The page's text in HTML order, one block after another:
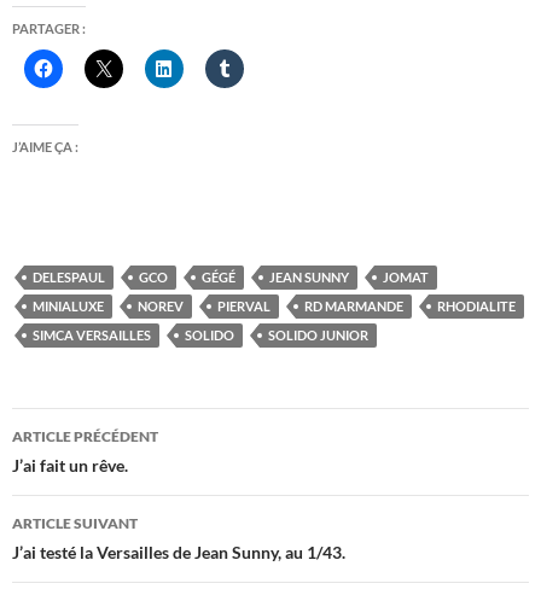
PARTAGER :
J’AIME ÇA :
DELESPAUL GCO GÉGÉ JEAN SUNNY
JOMAT
MINIALUXE
NOREV PIERVAL RD MARMANDE
RHODIALITE
SIMCA VERSAILLES
SOLIDO SOLIDO JUNIOR
Navigation
des
articles
ARTICLE PRÉCÉDENT
J’ai fait un rêve.
ARTICLE SUIVANT
J’ai testé la Versailles de Jean Sunny, au 1/43.